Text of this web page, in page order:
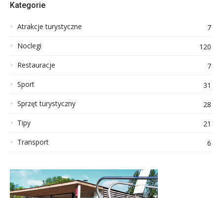
Kategorie
Atrakcje turystyczne
7
Noclegi
120
Restauracje
7
Sport
31
Sprzęt turystyczny
28
Tipy
21
Transport
6